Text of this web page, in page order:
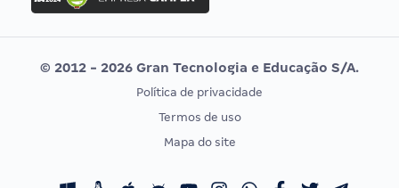
Concurso MPU
Editais publicados
Vunesp
CONCURSOS POR PROFISSÃO
Concursos Fiscais
EXAME DE ORDEM
Calendário OAB
© 2012 - 2026 Gran Tecnologia e Educação S/A.
Política de privacidade
Termos de uso
Mapa do site